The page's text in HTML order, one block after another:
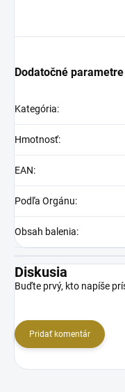
Dodatočné parametre
Kategória:
Hmotnosť:
EAN:
Podľa Orgánu:
Obsah balenia:
Diskusia
Buďte prvý, kto napíše
Pridať komentár